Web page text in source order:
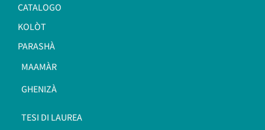
CATALOGO
KOLÒT
PARASHÀ
MAAMÀR
GHENIZÀ
TESI DI LAUREA